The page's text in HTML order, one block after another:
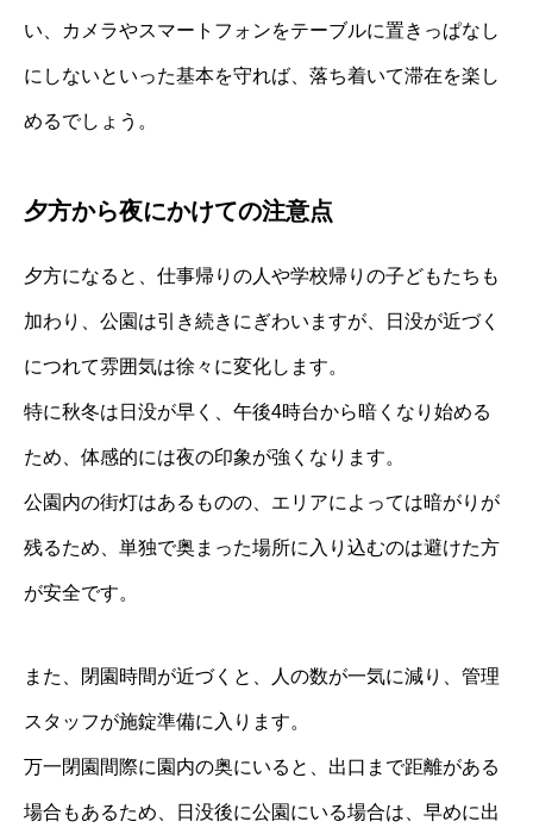
い、カメラやスマートフォンをテーブルに置きっぱなし
にしないといった基本を守れば、落ち着いて滞在を楽し
めるでしょう。
夕方から夜にかけての注意点
夕方になると、仕事帰りの人や学校帰りの子どもたちも
加わり、公園は引き続きにぎわいますが、日没が近づく
につれて雰囲気は徐々に変化します。
特に秋冬は日没が早く、午後4時台から暗くなり始める
ため、体感的には夜の印象が強くなります。
公園内の街灯はあるものの、エリアによっては暗がりが
残るため、単独で奥まった場所に入り込むのは避けた方
が安全です。
また、閉園時間が近づくと、人の数が一気に減り、管理
スタッフが施錠準備に入ります。
万一閉園間際に園内の奥にいると、出口まで距離がある
場合もあるため、日没後に公園にいる場合は、早めに出